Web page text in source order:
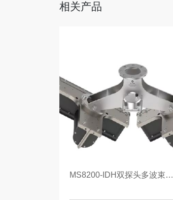
相关产品
MS8200-IDH双探头多波束测深系统-